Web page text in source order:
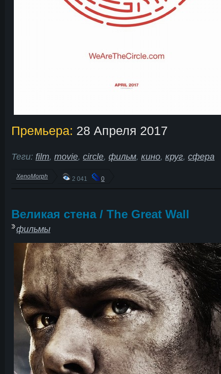
Премьера: 28 Апреля 2017
Теги: film, movie, circle, фильм, кино, круг, сфера
XenoMorph 2 041 0
Великая стена / The Great Wall
фильмы